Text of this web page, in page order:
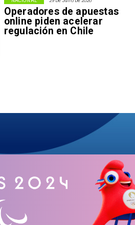
Operadores de apuestas
online piden acelerar
regulación en Chile